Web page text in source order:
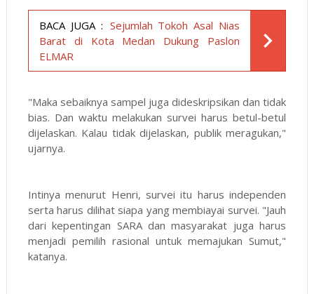
BACA JUGA : Sejumlah Tokoh Asal Nias
Barat di Kota Medan Dukung Paslon
ELMAR
"Maka sebaiknya sampel juga dideskripsikan dan tidak
bias. Dan waktu melakukan survei harus betul-betul
dijelaskan. Kalau tidak dijelaskan, publik meragukan,"
ujarnya.
Intinya menurut Henri, survei itu harus independen
serta harus dilihat siapa yang membiayai survei. "Jauh
dari kepentingan SARA dan masyarakat juga harus
menjadi pemilih rasional untuk memajukan Sumut,"
katanya.